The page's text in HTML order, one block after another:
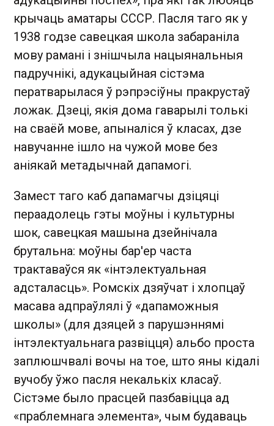
крычаць аматары СССР. Пасля таго як у
1938 годзе савецкая школа забараніла
мову рамані і знішчыла нацыянальныя
падручнікі, адукацыйная сістэма
ператварылася ў рэпрэсіўны пракрустаў
ложак. Дзеці, якія дома гаварылі толькі
на сваёй мове, апыналіся ў класах, дзе
навучанне ішло на чужой мове без
аніякай метадычнай дапамогі.
Замест таго каб дапамагчы дзіцяці
пераадолець гэты моўны і культурны
шок, савецкая машына дзейнічала
брутальна: моўны бар'ер часта
трактаваўся як «інтэлектуальная
адсталасць». Ромскіх дзяўчат і хлопцаў
масава адпраўлялі ў «дапаможныя
школы» (для дзяцей з парушэннямі
інтэлектуальнага развіцця) альбо проста
заплюшчвалі вочы на тое, што яны кідалі
вучобу ўжо пасля некалькіх класаў.
Сістэме было прасцей пазбавіцца ад
«праблемнага элемента», чым будаваць